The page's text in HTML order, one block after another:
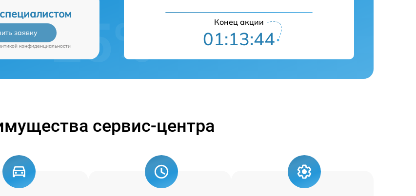
заявку
конфиденциальности
Конец акции
01:13:43
сервис-центра